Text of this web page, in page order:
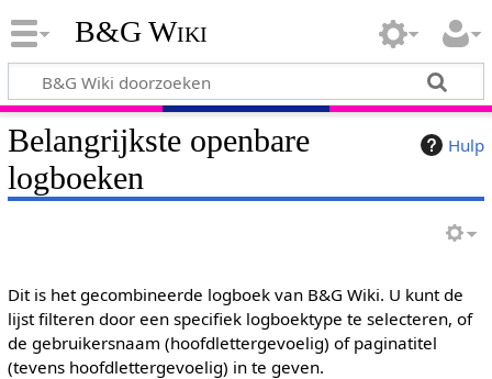
B&G Wiki
Hulp
Belangrijkste openbare
logboeken
Dit is het gecombineerde logboek van B&G Wiki. U kunt de
lijst filteren door een specifiek logboektype te selecteren, of
de gebruikersnaam (hoofdlettergevoelig) of paginatitel
(tevens hoofdlettergevoelig) in te geven.